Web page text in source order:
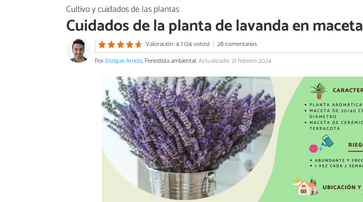
Cultivo y cuidados de las plantas
Cuidados de la planta de lavanda en maceta
Valoración: 4.7 (24 votos)
28 comentarios
PorEnrique Arriols, Periodista ambiental.Actualizado: 21 febrero 2024